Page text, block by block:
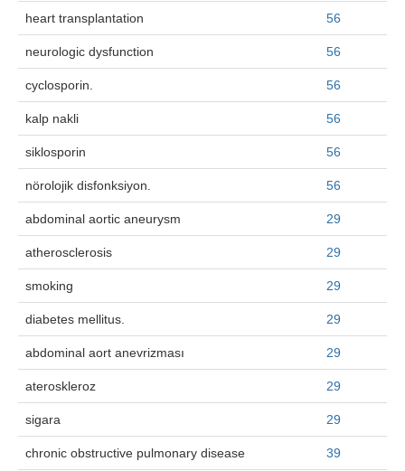
Editorial Board
Instructions to Authors
Instructions to Reviewers
Ethics & Policies
Contact Us
heart transplantation 56
neurologic dysfunction 56
cyclosporin. 56
kalp nakli 56
siklosporin 56
nörolojik disfonksiyon. 56
abdominal aortic aneurysm 29
atherosclerosis 29
smoking 29
diabetes mellitus. 29
abdominal aort anevrizması 29
ateroskleroz 29
sigara 29
chronic obstructive pulmonary disease 39